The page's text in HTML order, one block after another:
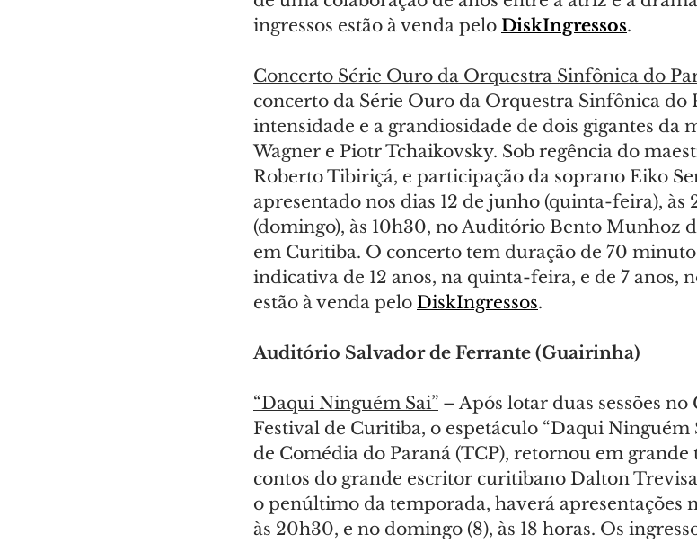
ingressos estão à venda pelo DiskIngressos.
Concerto Série Ouro da Orquestra Sinfônica do
concerto da Série Ouro da Orquestra Sinfônica do
intensidade e a grandiosidade de dois gigantes da
Wagner e Piotr Tchaikovsky. Sob regência do
Roberto Tibiriçá, e participação da soprano Eiko
apresentado nos dias 12 de junho (quinta-feira), às
(domingo), às 10h30, no Auditório Bento Munhoz
em Curitiba. O concerto tem duração de 70
indicativa de 12 anos, na quinta-feira, e de 7 anos,
estão à venda pelo DiskIngressos.
Auditório Salvador de Ferrante (Guairinha)
“Daqui Ninguém Sai” – Após lotar duas sessões
Festival de Curitiba, o espetáculo “Daqui Ninguém
de Comédia do Paraná (TCP), retornou em
contos do grande escritor curitibano Dalton
o penúltimo da temporada, haverá apresentações
às 20h30, e no domingo (8), às 18 horas. Os